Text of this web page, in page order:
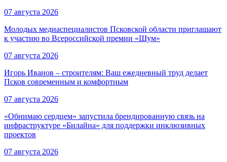
07 августа 2026
Молодых медиаспециалистов Псковской области приглашают
к участию во Всероссийской премии «Шум»
07 августа 2026
Игорь Иванов – строителям: Ваш ежедневный труд делает
Псков современным и комфортным
07 августа 2026
«Обнимаю сердцем» запустила брендированную связь на
инфраструктуре «Билайна» для поддержки инклюзивных
проектов
07 августа 2026